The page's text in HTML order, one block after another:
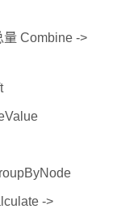
Combine ->
->